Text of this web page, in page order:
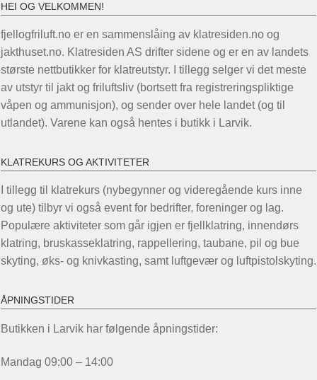
HEI OG VELKOMMEN!
fjellogfriluft.no er en sammenslåing av klatresiden.no og
jakthuset.no. Klatresiden AS drifter sidene og er en av landets
største nettbutikker for klatreutstyr. I tillegg selger vi det meste
av utstyr til jakt og friluftsliv (bortsett fra registreringspliktige
våpen og ammunisjon), og sender over hele landet (og til
utlandet). Varene kan også hentes i butikk i Larvik.
KLATREKURS OG AKTIVITETER
I tillegg til klatrekurs (nybegynner og videregående kurs inne
og ute) tilbyr vi også event for bedrifter, foreninger og lag.
Populære aktiviteter som går igjen er fjellklatring, innendørs
klatring, bruskasseklatring, rappellering, taubane, pil og bue
skyting, øks- og knivkasting, samt luftgevær og luftpistolskyting.
ÅPNINGSTIDER
Butikken i Larvik har følgende åpningstider:
Mandag 09:00 – 14:00